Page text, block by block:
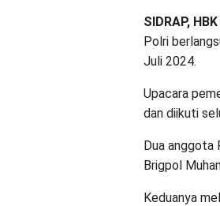
SIDRAP, HBK
Polri
Juli 2024.
Upacara
dan diikuti
Dua anggota
Brigpol
Keduanya